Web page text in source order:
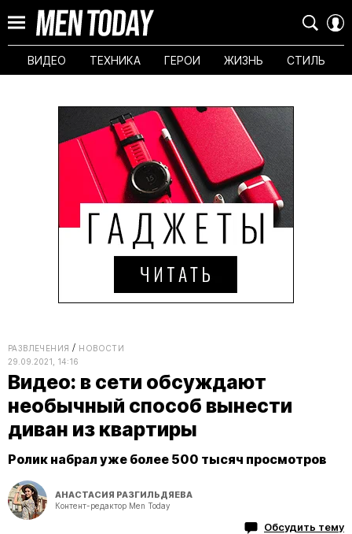
ВИДЕО ТЕХНИКА ГЕРОИ ЖИЗНЬ СТИЛЬ
РАЗВЛЕЧЕНИЯ
НОВОСТИ
29.09.2021, 14:16
Видео: в сети обсуждают
необычный способ вынести
диван из квартиры
Ролик набрал уже более 500 тысяч просмотров
АНАСТАСИЯ РАЗГИЛЬДЯЕВА
Контент-редактор Men Today
Обсудить тему